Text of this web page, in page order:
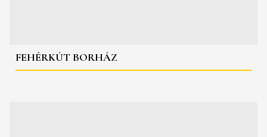
FEHÉRKÚT BORHÁZ